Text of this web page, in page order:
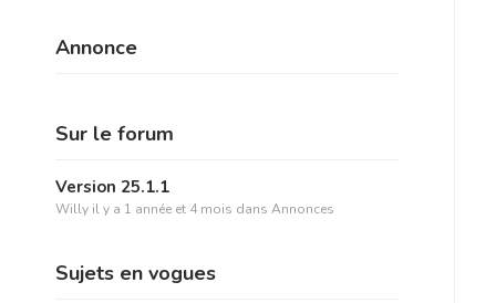
Annonce
Sur le forum
Version 25.1.1
Willy il y a 1 année et 4 mois dans Annonces
Sujets en vogues